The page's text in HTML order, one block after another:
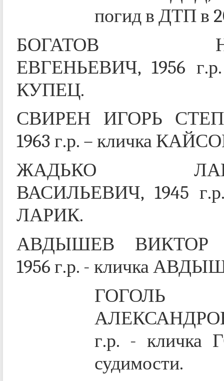
погид в ДТП в
БОГАТОВ
ЕВГЕНЬЕВИЧ, 1956
КУПЕЦ.
СВИРЕН ИГОРЬ
1963 г.р. – кличка
ЖАДЬКО
ВАСИЛЬЕВИЧ, 1945
ЛАРИК.
АВДЫШЕВ ВИКТОР
1956 г.р. - кличка
ГОГОЛЬ
г.р. - кличка
судимости.